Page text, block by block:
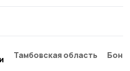
Тамбовская область